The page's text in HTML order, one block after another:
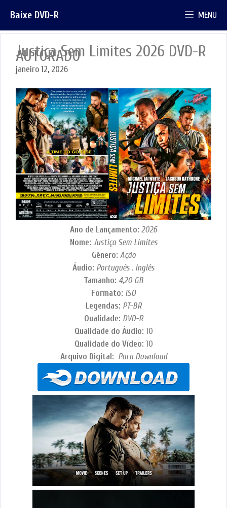
para
o
conteúdo
Baixe DVD-R MENU
Justiça Sem Limites 2026 DVD-R
AUTORADO
janeiro 12, 2026
Ano de Lançamento: 2026
Nome: Justiça Sem Limites
Gênero: Ação
Áudio: Português . Inglês
Tamanho: 4,20 GB
Formato: ISO
Legendas: PT-BR
Qualidade: DVD-R
Qualidade do Áudio: 10
Qualidade do Vídeo: 10
Arquivo Digital: Para Download